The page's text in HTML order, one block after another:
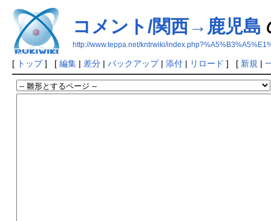
コメント/関西→鹿児島
http://www.teppa.net/kntrwiki/
[ トップ] [ 編集| 差分| バックアップ| 添付| リロード ] [ 新規 |